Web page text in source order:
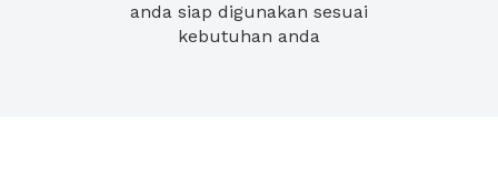
anda siap digunakan sesuai
kebutuhan anda